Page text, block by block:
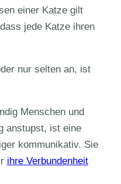
einer Katze gilt
jede Katze ihren
nur selten an, ist
Menschen und
anstupst, ist eine
kommunikativ. Sie
ihre Verbundenheit